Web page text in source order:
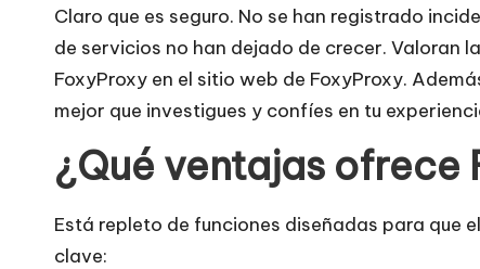
si
d
a
d
e
Claro que es seguro. No se han registrado
de servicios no han dejado de crecer. Valoran
FoxyProxy en el sitio web de FoxyProxy.
mejor que investigues y confíes en tu
¿Qué ventajas ofrece
Está repleto de funciones diseñadas para que
clave: